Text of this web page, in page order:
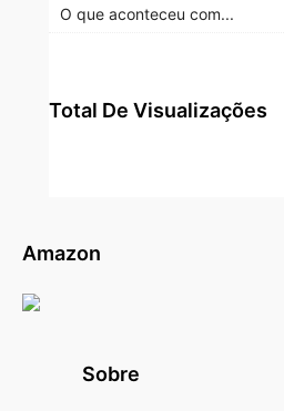
O que aconteceu com...
Total De Visualizações
Amazon
Sobre